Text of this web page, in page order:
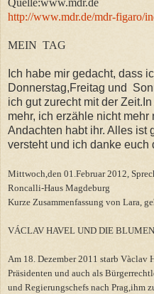
http://www.mdr.de/mdr-figaro/
MEIN TAG
Ich habe mir gedacht, dass
Donnerstag,Freitag und
ich gut zurecht mit der
mehr, ich erzähle nicht
Andachten habt ihr. Alles ist
versteht und ich danke euch
Mittwoch,den 01.Februar 2012,
Roncalli-Haus Magdeburg
Kurze Zusammenfassung von Lara,
VÁCLAV HAVEL UND DIE
Am 18. Dezember 2011 starb Vàclav
Präsidenten und auch als
und Regierungschefs nach Prag,ihm